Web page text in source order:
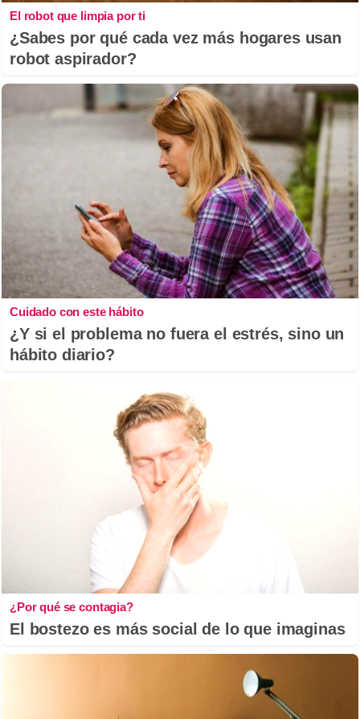
El robot que limpia por ti
¿Sabes por qué cada vez más hogares usan
robot aspirador?
Cuidado con este hábito
¿Y si el problema no fuera el estrés, sino un
hábito diario?
¿Por qué se contagia?
El bostezo es más social de lo que imaginas